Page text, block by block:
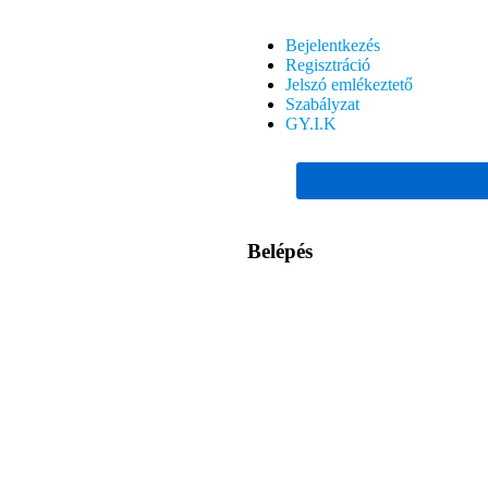
Bejelentkezés
Regisztráció
Jelszó emlékeztető
Szabályzat
GY.I.K
Belépés